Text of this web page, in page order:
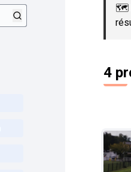
🗺️
4